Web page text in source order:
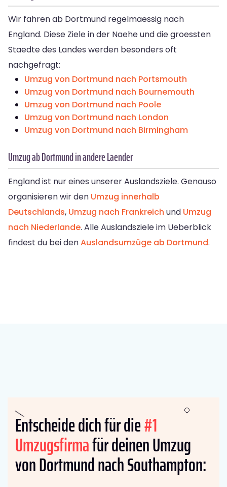
Wir fahren ab Dortmund regelmaessig nach
England. Diese Ziele in der Naehe und die groessten
Staedte des Landes werden besonders oft
nachgefragt:
Umzug von Dortmund nach Portsmouth
Umzug von Dortmund nach Bournemouth
Umzug von Dortmund nach Poole
Umzug von Dortmund nach London
Umzug von Dortmund nach Birmingham
Umzug ab Dortmund in andere Laender
England ist nur eines unserer Auslandsziele. Genauso
organisieren wir den Umzug innerhalb
Deutschlands, Umzug nach Frankreich und Umzug
nach Niederlande. Alle Auslandsziele im Ueberblick
findest du bei denAuslandsumzüge ab Dortmund.
Entscheide dich für die#1
Umzugsfirmafür deinen Umzug
von Dortmund nach Southampton: